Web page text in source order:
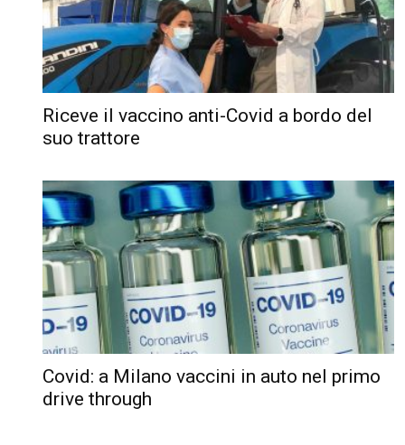
Riceve il vaccino anti-Covid a bordo del
suo trattore
Covid: a Milano vaccini in auto nel primo
drive through